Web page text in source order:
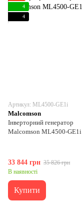
4
4
Артикул: ML4500-GE1i
Malcomson
Інверторний генератор
Malcomson ML4500-GE1i
33 844 грн 35 826 грн
В наявності
Купити